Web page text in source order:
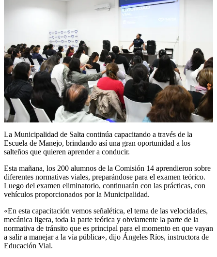
La Municipalidad de Salta continúa capacitando a través de la
Escuela de Manejo, brindando así una gran oportunidad a los
salteños que quieren aprender a conducir.
Esta mañana, los 200 alumnos de la Comisión 14 aprendieron sobre
diferentes normativas viales, preparándose para el examen teórico.
Luego del examen eliminatorio, continuarán con las prácticas, con
vehículos proporcionados por la Municipalidad.
«En esta capacitación vemos señalética, el tema de las velocidades,
mecánica ligera, toda la parte teórica y obviamente la parte de la
normativa de tránsito que es principal para el momento en que vayan
a salir a manejar a la vía pública», dijo Ángeles Ríos, instructora de
Educación Vial.